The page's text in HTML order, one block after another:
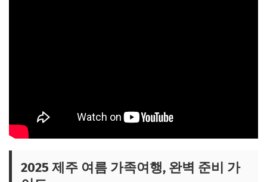
📌 지금 뜨는 꿀정보! 놓치지 마세요
직접 만들어보는 체험 학습 명소
2025 제주 여름 가족여행, 완벽 준비 가